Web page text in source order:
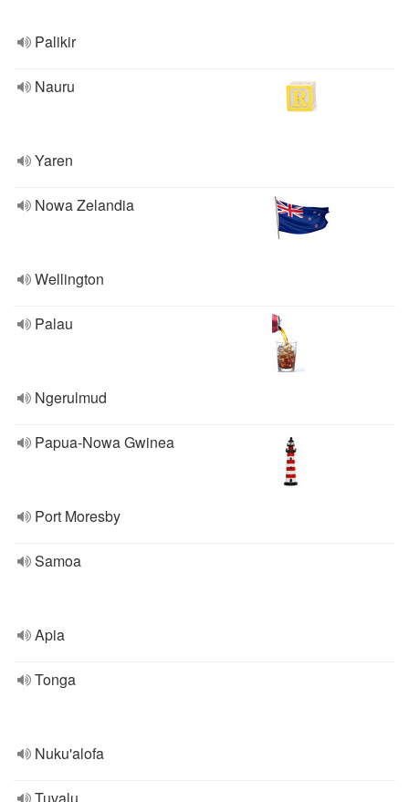
Palikir
Nauru
Yaren
Nowa Zelandia
Wellington
Palau
Ngerulmud
Papua-Nowa Gwinea
Port Moresby
Samoa
Apia
Tonga
Nuku'alofa